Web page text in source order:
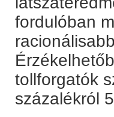
fordulóban
tollforgatók
százalékról